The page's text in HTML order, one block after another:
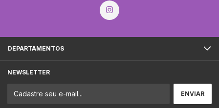
DEPARTAMENTOS
NEWSLETTER